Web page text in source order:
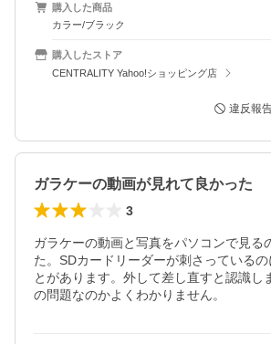
購入した商品
カラー/ブラック
購入したストア
CENTRALITY Yahoo!ショッピング店
違反報
ガラケーの動画が見れて良かった
3
ガラケーの動画と写真をパソコンで見る
た。SDカードリーダーが刺さっているの
とがあります。外して差し直すと認識し
の問題なのかよくわかりません。